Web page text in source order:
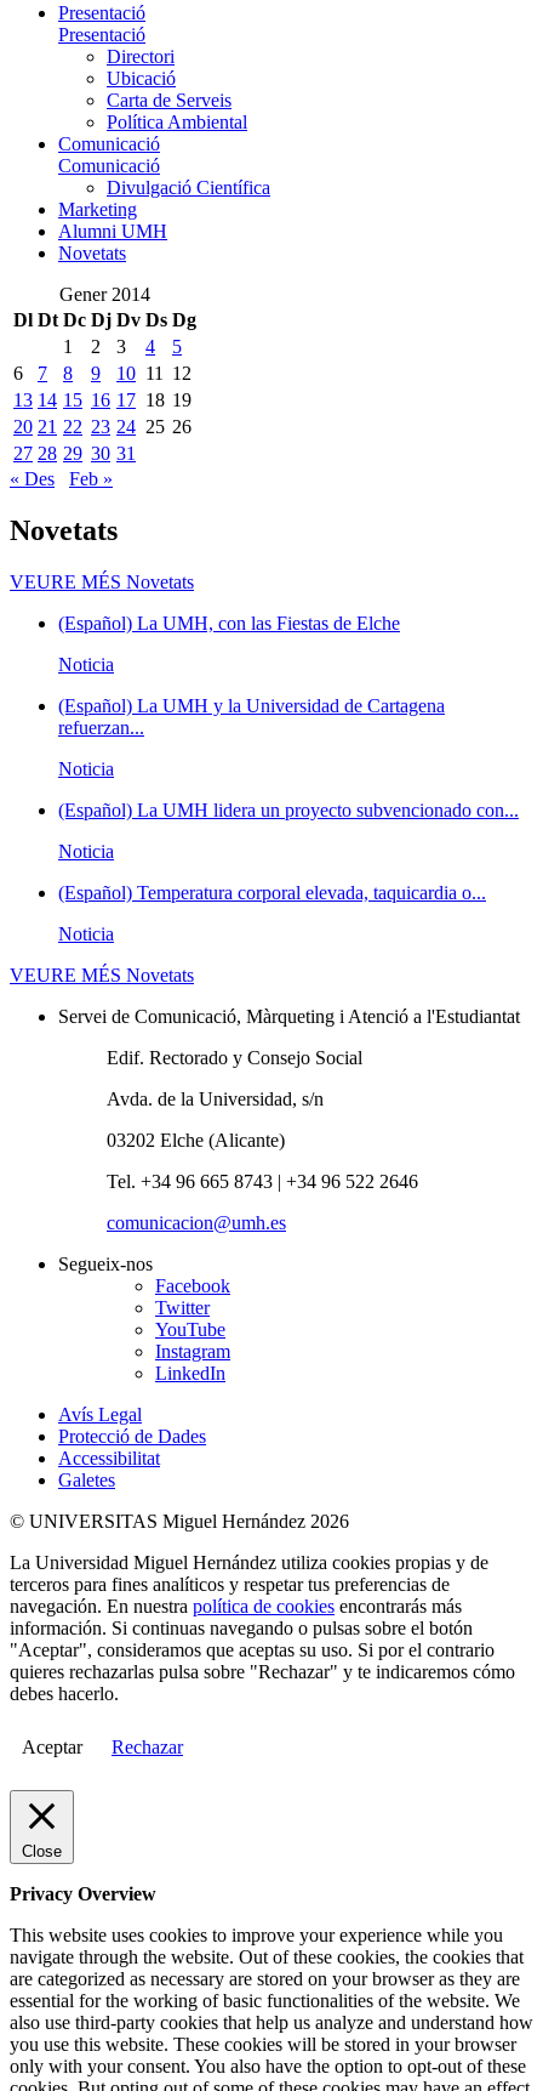
Presentació
Presentació
Directori
Ubicació
Carta de Serveis
Política Ambiental
Comunicació
Comunicació
Divulgació Científica
Marketing
Alumni UMH
Novetats
Gener 2014
Dl Dt Dc Dj Dv Ds Dg
1
2 3 4
5
6
7 8 9 10 11
12
13 14 15 16 17 18 19
20 21 22 23 24 25 26
27 28 29 30 31
« Des
Feb »
Novetats
VEURE MÉS Novetats
(Español) La UMH, con las Fiestas de Elche
Noticia
(Español) La UMH y la Universidad de Cartagena
refuerzan...
Noticia
(Español) La UMH lidera un proyecto subvencionado con...
Noticia
(Español) Temperatura corporal elevada, taquicardia o...
Noticia
VEURE MÉS Novetats
Servei de Comunicació, Màrqueting i Atenció a l'Estudiantat
Edif. Rectorado y Consejo Social
Avda. de la Universidad, s/n
03202 Elche (Alicante)
Tel. +34 96 665 8743 | +34 96 522 2646
comunicacion@umh.es
Segueix-nos
Facebook
Twitter
YouTube
Instagram
LinkedIn
Avís Legal
Protecció de Dades
Accessibilitat
Galetes
© UNIVERSITAS Miguel Hernández 2026
La Universidad Miguel Hernández utiliza cookies propias y de
terceros para fines analíticos y respetar tus preferencias de
navegación. En nuestra política de cookies encontrarás más
información. Si continuas navegando o pulsas sobre el botón
"Aceptar", consideramos que aceptas su uso. Si por el contrario
quieres rechazarlas pulsa sobre "Rechazar" y te indicaremos cómo
debes hacerlo.
Aceptar Rechazar
Close
Privacy Overview
This website uses cookies to improve your experience while you
navigate through the website. Out of these cookies, the cookies that
are categorized as necessary are stored on your browser as they are
essential for the working of basic functionalities of the website. We
also use third-party cookies that help us analyze and understand how
you use this website. These cookies will be stored in your browser
only with your consent. You also have the option to opt-out of these